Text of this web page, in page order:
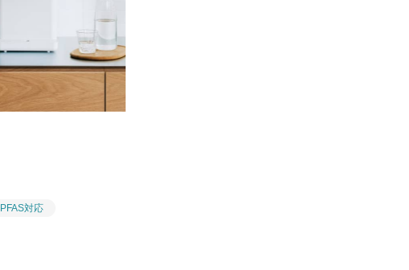
PFAS対応